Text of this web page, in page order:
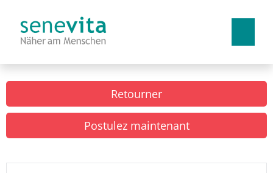
Allemand Français Italien
Travailler chez nous
Avantages
Retourner
Postulez maintenant